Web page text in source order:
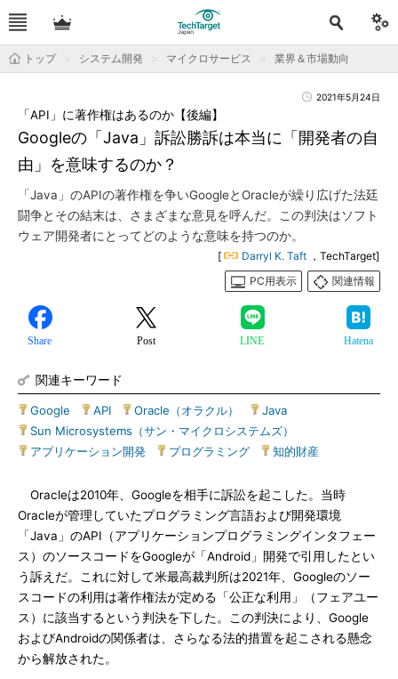
トップ システム開発 マイクロサービス 業界＆市場動向
2021年5月24日
Googleの「Java」訴訟勝訴は本当に「開発者の自
由」を意味するのか？
「API」に著作権はあるのか【後編】
「Java」のAPIの著作権を争いGoogleとOracleが繰り広げた法廷
闘争とその結末は、さまざまな意見を呼んだ。この判決はソフト
ウェア開発者にとってどのような意味を持つのか。
[ Darryl K. Taft ，TechTarget]
PC用表示
関連情報
Share Post LINE Hatena
関連キーワード
Google API Oracle（オラクル） Java
Sun Microsystems（サン・マイクロシステムズ）
アプリケーション開発
プログラミング 知的財産
Oracleは2010年、Googleを相手に訴訟を起こした。当時
Oracleが管理していたプログラミング言語および開発環境
「Java」のAPI（アプリケーションプログラミングインタフェー
ス）のソースコードをGoogleが「Android」開発で引用したとい
う訴えだ。これに対して米最高裁判所は2021年、Googleのソー
スコードの利用は著作権法が定める「公正な利用」（フェアユー
ス）に該当するという判決を下した。この判決により、Google
およびAndroidの関係者は、さらなる法的措置を起こされる懸念
から解放された。